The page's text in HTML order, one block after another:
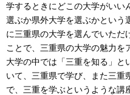
学するときにどこの大学がいい
選ぶか県外大学を選ぶかという
に三重県の大学を選んでいただ
ことで、三重県の大学の魅力を
大学の中では「三重を知る」と
いて、三重県で学び、また三重
で、三重を学ぶというような講